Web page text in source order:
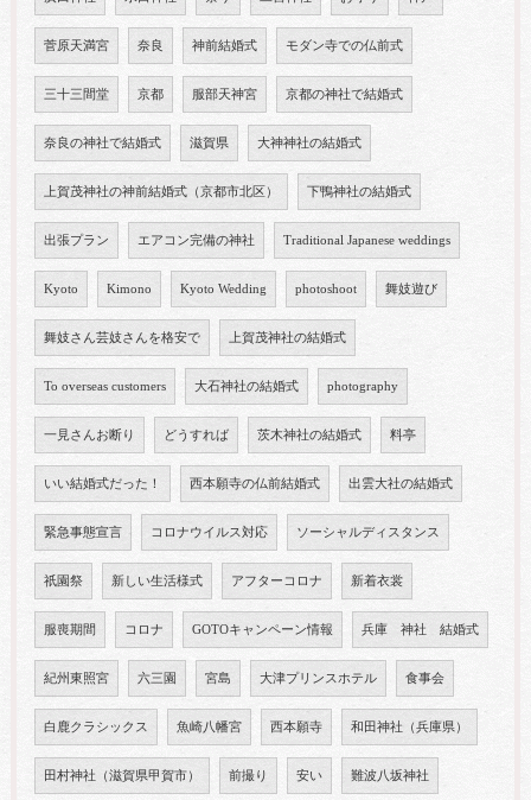
菅原天満宮 奈良 神前結婚式 モダン寺での仏前式
三十三間堂 京都 服部天神宮 京都の神社で結婚式
奈良の神社で結婚式 滋賀県 大神神社の結婚式
上賀茂神社の神前結婚式（京都市北区） 下鴨神社の結婚式
出張プラン エアコン完備の神社 Traditional Japanese weddings
Kyoto Kimono Kyoto Wedding photoshoot 舞妓遊び
舞妓さん芸妓さんを格安で 上賀茂神社の結婚式
To overseas customers 大石神社の結婚式 photography
一見さんお断り どうすれば 茨木神社の結婚式 料亭
いい結婚式だった！ 西本願寺の仏前結婚式 出雲大社の結婚式
緊急事態宣言 コロナウイルス対応 ソーシャルディスタンス
祇園祭 新しい生活様式 アフターコロナ 新着衣裳
服喪期間 コロナ GOTOキャンペーン情報 兵庫 神社 結婚式
紀州東照宮 六三園 宮島 大津プリンスホテル 食事会
白鹿クラシックス 魚崎八幡宮 西本願寺 和田神社（兵庫県）
田村神社（滋賀県甲賀市） 前撮り 安い 難波八坂神社